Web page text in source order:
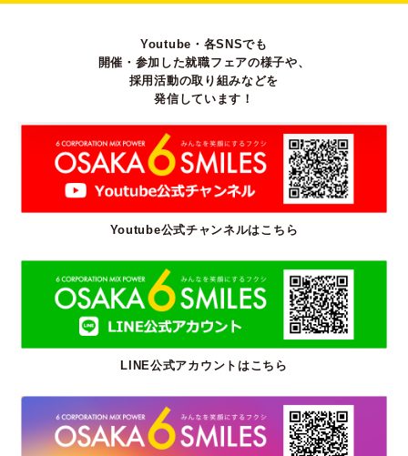
1.当団体サービスの提供・運営のため
確認を行うことを含む）
3.ユーザーが利用中のサービスの新機能、更新情報、
キャンペーン等及び当団体が提供する他のサービス
4.メンテナンス、重要なお知らせなど必要に応じたご
連絡のため
5.利用規約に違反したユーザーや、不正・不当な目的
でサービスを利用しようとするユーザーの特定を
し、ご利用をお断りするため
第4条（利用目的の変更）
1.当団体は、利用目的が変更前と関連性を有すると合
を変更するものとします。
2.利用目的の変更を行った場合には、変更後の目的に
ついて、当団体所定の方法により、ユーザーに通知
し、または本ウェブサイト上に公表するものとしま
Youtube・各SNSでも
開催・参加した就職フェアの様子や、
採用活動の取り組みなどを
発信しています！
Youtube公式チャンネルはこちら
LINE公式アカウントはこちら